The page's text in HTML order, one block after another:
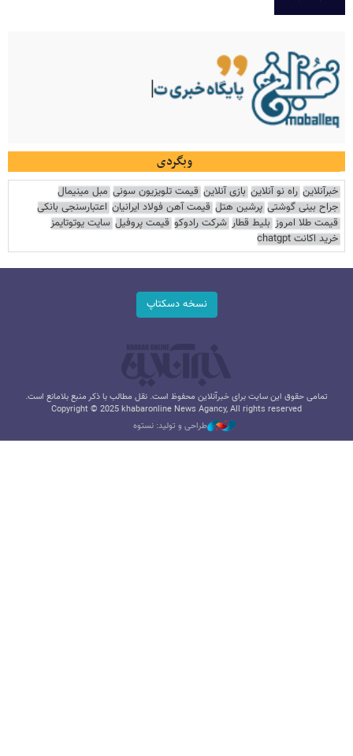
وبگردی
خبرآنلاین راه نو آنلاین بازی آنلاین قیمت تلویزیون سونی مبل مینیمال
جراح بینی گوشتی پرشین هتل قیمت آهن فولاد ایرانیان اعتبارسنجی بانکی
قیمت طلا امروز بلیط قطار شرکت رادوکو قیمت پروفیل سایت یوتوتایمز
خرید اکانت chatgpt
نسخه دسکتاپ
تمامی حقوق این سایت برای خبرآنلاین محفوظ است. نقل مطالب با ذکر منبع بلامانع است.
Copyright © 2025 khabaronline News Agancy, All rights reserved
طراحی و تولید: نستوه